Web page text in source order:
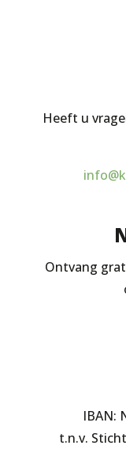
Heeft u
Ontvang
IBAN:
t.n.v.